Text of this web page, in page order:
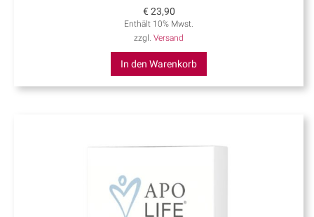
€ 23,90
Enthält 10% Mwst.
zzgl. Versand
In den Warenkorb